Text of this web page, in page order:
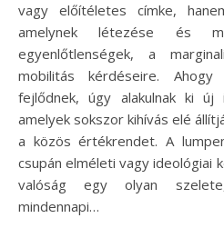
vagy előítéletes címke,
amelynek létezése és
egyenlőtlenségek, a
mobilitás kérdéseire.
fejlődnek, úgy alakulnak ki új
amelyek sokszor kihívás elé
a közös értékrendet. A
csupán elméleti vagy ideológiai
valóság egy olyan
mindennapi…